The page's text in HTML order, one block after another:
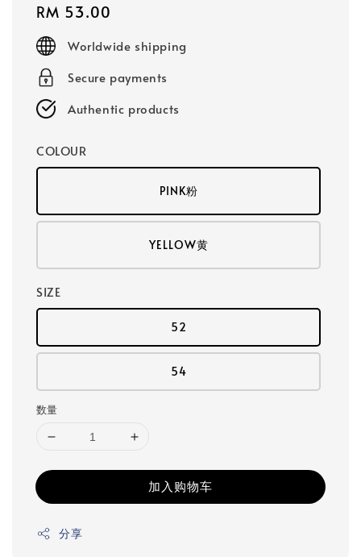
Regular
price
RM 53.00
Worldwide shipping
Secure payments
Authentic products
COLOUR
PINK粉
YELLOW黄
SIZE
52
54
数量
加入购物车
分享